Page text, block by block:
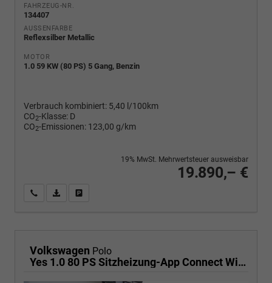
FAHRZEUG-NR.
134407
AUSSENFARBE
Reflexsilber Metallic
MOTOR
1.0 59 KW (80 PS) 5 Gang, Benzin
Verbrauch kombiniert: 5,40 l/100km
CO2-Klasse: D
CO2-Emissionen: 123,00 g/km
19.890,– €
19% MwSt. Mehrwertsteuer ausweisbar
Wir rufen Sie anPDF-Fahrzeugexposé drucken
Volkswagen Polo
Yes 1.0 80 PS Sitzheizung-App Connect Wireless-Einparkhilfe-Klima-Sofort